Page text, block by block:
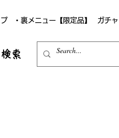
・裏メニュー【限定品】 ガチ
索